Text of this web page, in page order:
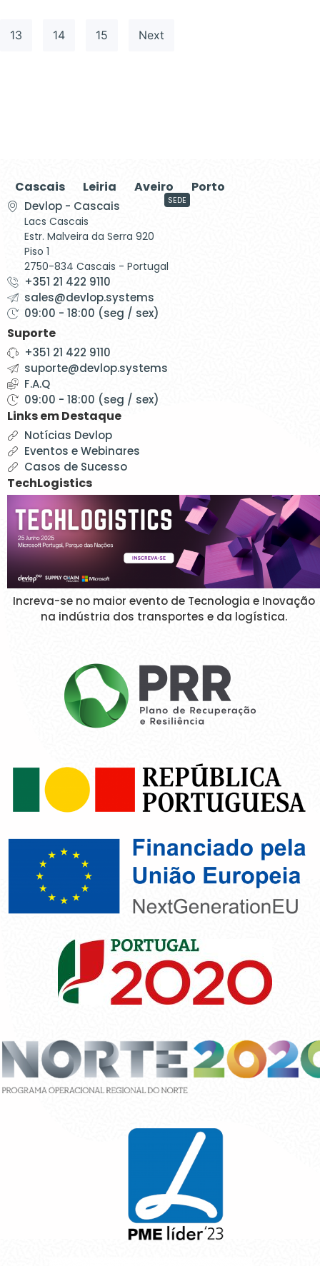
13 14 15 Next
Cascais Leiria Aveiro Porto
Devlop - Cascais
Lacs Cascais
Estr. Malveira da Serra 920
Piso 1
2750-834 Cascais - Portugal
SEDE
+351 21 422 9110
sales@devlop.systems
09:00 - 18:00 (seg / sex)
Suporte
+351 21 422 9110
suporte@devlop.systems
F.A.Q
09:00 - 18:00 (seg / sex)
Links em Destaque
Notícias Devlop
Eventos e Webinares
Casos de Sucesso
TechLogistics
Increva-se no maior evento de Tecnologia e Inovação
na indústria dos transportes e da logística.